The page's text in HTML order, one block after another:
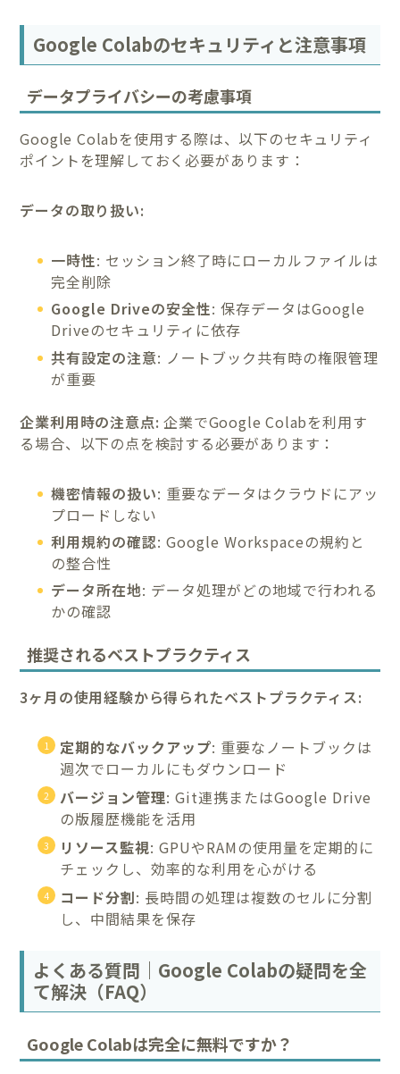
Google Colabのセキュリティと注意事項
データプライバシーの考慮事項
Google Colabを使用する際は、以下のセキュリティ
ポイントを理解しておく必要があります：
データの取り扱い:
一時性: セッション終了時にローカルファイルは
完全削除
Google Driveの安全性: 保存データはGoogle
Driveのセキュリティに依存
共有設定の注意: ノートブック共有時の権限管理
が重要
企業利用時の注意点: 企業でGoogle Colabを利用す
る場合、以下の点を検討する必要があります：
機密情報の扱い: 重要なデータはクラウドにアッ
プロードしない
利用規約の確認: Google Workspaceの規約と
の整合性
データ所在地: データ処理がどの地域で行われる
かの確認
推奨されるベストプラクティス
3ヶ月の使用経験から得られたベストプラクティス:
定期的なバックアップ: 重要なノートブックは
週次でローカルにもダウンロード
バージョン管理: Git連携またはGoogle Drive
の版履歴機能を活用
リソース監視: GPUやRAMの使用量を定期的に
チェックし、効率的な利用を心がける
コード分割: 長時間の処理は複数のセルに分割
し、中間結果を保存
よくある質問｜Google Colabの疑問を全
て解決（FAQ）
Google Colabは完全に無料ですか？